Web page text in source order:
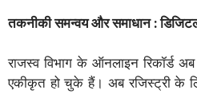
तकनीकी समन्वय और समाधान : डिजिटल
राजस्व विभाग के ऑनलाइन रिकॉर्ड
एकीकृत हो चुके हैं। अब रजिस्ट्री के